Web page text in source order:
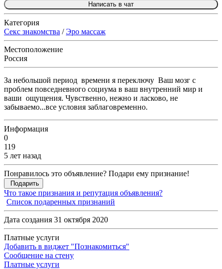
Написать в чат
Категория
Секс знакомства /Эро массаж
Местоположение
Россия
За небольшой период времени я переключу Ваш мозг с
проблем повседневного социума в ваш внутренний мир и
ваши ощущения. Чувственно, нежно и ласково, не
забываемо...все условия заблаговременно.
Информация
0
119
5 лет назад
Понравилось это объявление? Подари ему признание!
Подарить
Что такое признания и репутация объявления?
Список подаренных признаний
Дата создания 31 октября 2020
Платные услуги
Добавить в виджет "Познакомиться"
Сообщение на стену
Платные услуги